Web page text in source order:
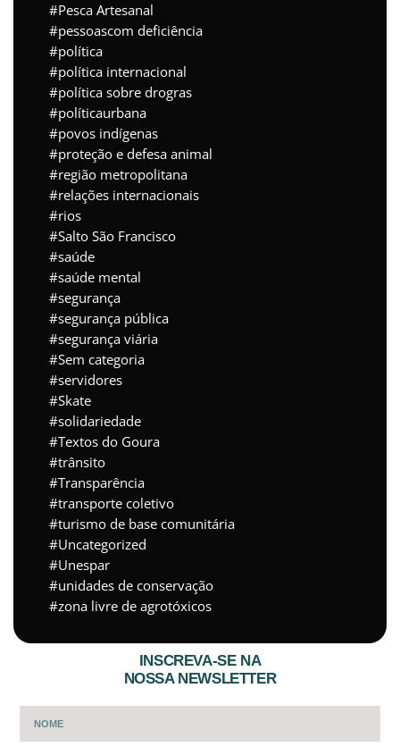
Pesca Artesanal
pessoascom deficiência
política
política internacional
política sobre drogras
políticaurbana
povos indígenas
proteção e defesa animal
região metropolitana
relações internacionais
rios
Salto São Francisco
saúde
saúde mental
segurança
segurança pública
segurança viária
Sem categoria
servidores
Skate
solidariedade
Textos do Goura
trânsito
Transparência
transporte coletivo
turismo de base comunitária
Uncategorized
Unespar
unidades de conservação
zona livre de agrotóxicos
INSCREVA-SE NA
NOSSA NEWSLETTER